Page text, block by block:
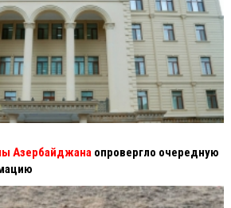
Азербайджана опровергло очередную